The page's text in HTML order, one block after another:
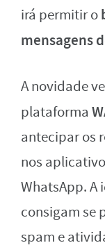
irá permitir o
mensagens
A novidade
plataforma
antecipar os
nos
WhatsApp. A
consigam se
spam e